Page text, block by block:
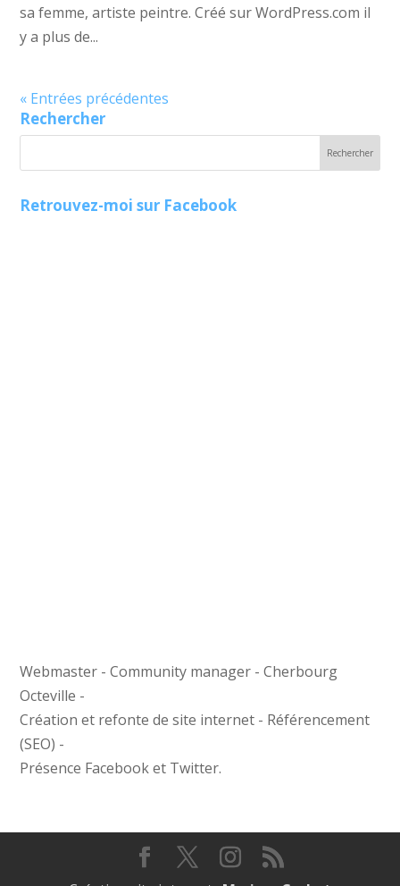
sa femme, artiste peintre. Créé sur WordPress.com il
y a plus de...
« Entrées précédentes
Rechercher
Retrouvez-moi sur Facebook
Webmaster - Community manager - Cherbourg
Octeville -
Création et refonte de site internet - Référencement
(SEO) -
Présence Facebook et Twitter.
Restons en contact !